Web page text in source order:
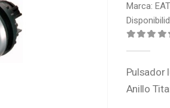
Marca:
Pulsador
Anillo